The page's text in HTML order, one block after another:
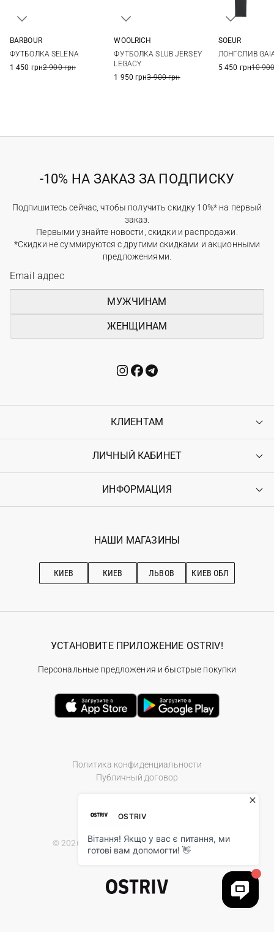
BARBOUR
ФУТБОЛКА SELENA
1 450 грн2 900 грн
WOOLRICH
ФУТБОЛКА SLUB JERSEY
LEGACY
1 950 грн3 900 грн
SOEUR
ЛОНГСЛИВ
5 450 грн10
-10% НА ЗАКАЗ ЗА ПОДПИСКУ
Подпишитесь сейчас, чтобы получить скидку 10%* на первый
заказ.
Первыми узнайте новости, скидки и распродажи.
*Скидки не суммируются с другими скидками и акционными
предложениями.
МУЖЧИНАМ
ЖЕНЩИНАМ
КЛИЕНТАМ
Контакты
Возврат
Гарантия
ЛИЧНЫЙ КАБИНЕТ
Войти
Ostriv Club+
ИНФОРМАЦИЯ
Наши магазини
Рекомендации по уходу
НАШИ МАГАЗИНЫ
КИЕВ КИЕВ ЛЬВОВ КИЕВ ОБЛ
Политика конфиденциальности
Публичный договор
© 2026 Ostriv.ua Store. All Rights Reserved.
УСТАНОВИТЕ ПРИЛОЖЕНИЕ OSTRIV!
Персональные предложения и быстрые покупки